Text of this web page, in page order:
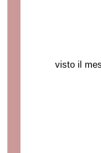
visto il